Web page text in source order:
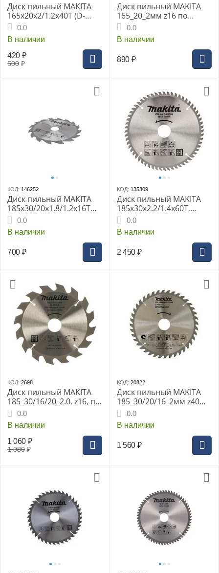
Диск пильный MAKITA
165x20x2/1.2x40T (D-
51415)
0.0
В наличии
500 ₽
420 ₽
Диск пильный MAKITA
165_20_2мм z16 по
дереву (D-45870)
0.0
В наличии
890 ₽
КОД: 146252
Диск пильный MAKITA
185x30/20x1.8/1.2x16T
для дерева (D-81234)
0.0
В наличии
700 ₽
КОД: 135309
Диск пильный MAKITA
185x30x2.2/1.4x60T,
универсальный для
алюминия/дерева/
пластика,
0.0
В наличии
2 450 ₽
КОД: 2698
Диск пильный MAKITA
185_30/16/20_2.0, z16, по
дереву
0.0
В наличии
1 080 ₽
1 060 ₽
КОД: 20822
Диск пильный MAKITA
185_30/20/16_2мм z40
Standart по дереву (D-
45923)
0.0
В наличии
1 560 ₽